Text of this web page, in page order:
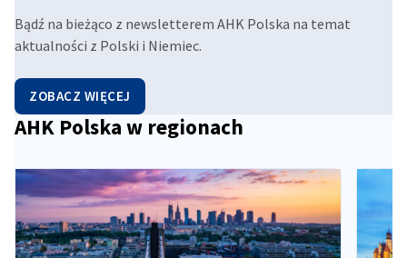
Bądź na bieżąco z newsletterem AHK Polska na temat
aktualności z Polski i Niemiec.
ZOBACZ WIĘCEJ
Przejdź do poprzedniej pozycji
Przejdź do następnego elementu
AHK Polska w regionach